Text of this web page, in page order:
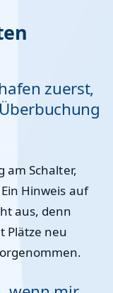
zuerst,
am Schalter,
Hinweis auf
aus, denn
Plätze neu